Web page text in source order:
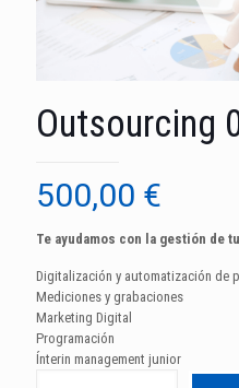
Outsourcing
500,00 €
Te ayudamos con la gestión de
Digitalización y automatización de
Mediciones y grabaciones
Marketing Digital
Programación
Ínterin management junior